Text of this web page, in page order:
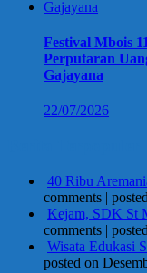
Festival Mbois
Perputaran
Gajayana
22/07/2026
40 Ribu
comments |
Kejam, SDK St
comments |
Wisata Edukasi
posted on